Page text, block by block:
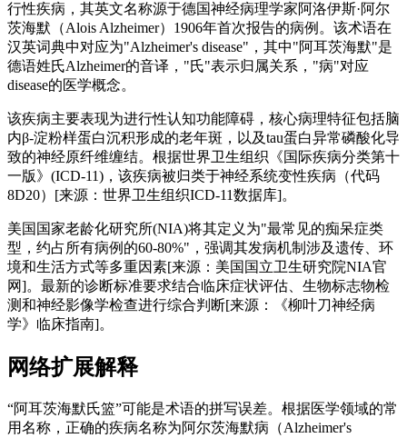
行性疾病，其英文名称源于德国神经病理学家阿洛伊斯·阿尔
茨海默（Alois Alzheimer）1906年首次报告的病例。该术语在
汉英词典中对应为"Alzheimer's disease"，其中"阿耳茨海默"是
德语姓氏Alzheimer的音译，"氏"表示归属关系，"病"对应
disease的医学概念。
该疾病主要表现为进行性认知功能障碍，核心病理特征包括脑
内β-淀粉样蛋白沉积形成的老年斑，以及tau蛋白异常磷酸化导
致的神经原纤维缠结。根据世界卫生组织《国际疾病分类第十
一版》(ICD-11)，该疾病被归类于神经系统变性疾病（代码
8D20）[来源：世界卫生组织ICD-11数据库]。
美国国家老龄化研究所(NIA)将其定义为"最常见的痴呆症类
型，约占所有病例的60-80%"，强调其发病机制涉及遗传、环
境和生活方式等多重因素[来源：美国国立卫生研究院NIA官
网]。最新的诊断标准要求结合临床症状评估、生物标志物检
测和神经影像学检查进行综合判断[来源：《柳叶刀神经病
学》临床指南]。
网络扩展解释
“阿耳茨海默氏篮”可能是术语的拼写误差。根据医学领域的常
用名称，正确的疾病名称为阿尔茨海默病（Alzheimer's